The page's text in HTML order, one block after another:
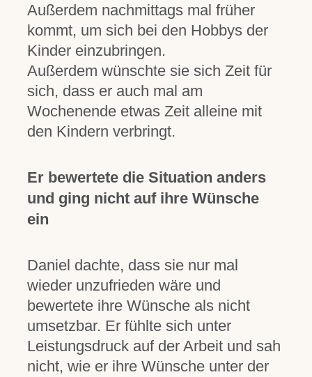
Außerdem nachmittags mal früher
kommt, um sich bei den Hobbys der
Kinder einzubringen.
Außerdem wünschte sie sich Zeit für
sich, dass er auch mal am
Wochenende etwas Zeit alleine mit
den Kindern verbringt.
Er bewertete die Situation anders
und ging nicht auf ihre Wünsche
ein
Daniel dachte, dass sie nur mal
wieder unzufrieden wäre und
bewertete ihre Wünsche als nicht
umsetzbar. Er fühlte sich unter
Leistungsdruck auf der Arbeit und sah
nicht, wie er ihre Wünsche unter der